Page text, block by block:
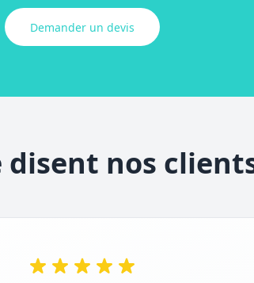
Demander un devis
disent nos